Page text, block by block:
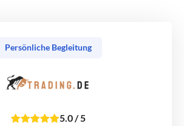
Persönliche Begleitung
5.0/5